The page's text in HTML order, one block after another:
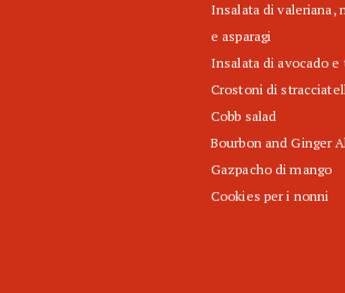
Insalata di valeriana,
e asparagi
Insalata di avocado e
Crostoni di
Cobb salad
Bourbon and Ginger
Gazpacho di mango
Cookies per i nonni